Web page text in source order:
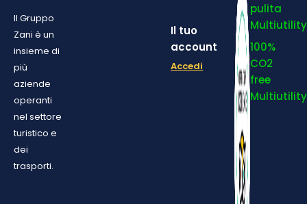
Il Gruppo
Zani è un
insieme di
più
aziende
operanti
nel settore
turistico e
dei
trasporti.
Il tuo
account
Accedi
pulita
Multiutility
100%
CO2
free
Multiutility